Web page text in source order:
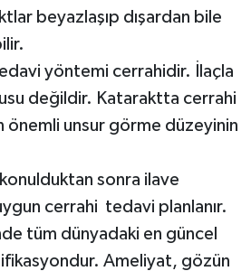
beyazlaşıp dışardan bile
yöntemi cerrahidir. İlaçla
değildir. Kataraktta cerrahi
önemli unsur görme düzeyinin
sonra ilave
cerrahi tedavi planlanır.
tüm dünyadaki en güncel
Ameliyat, gözün